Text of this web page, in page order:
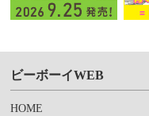
ビーボーイWEB
HOME